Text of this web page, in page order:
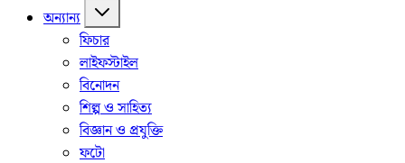
অন্যান্য
ফিচার
লাইফস্টাইল
বিনোদন
শিল্প ও সাহিত্য
বিজ্ঞান ও প্রযুক্তি
ফটো